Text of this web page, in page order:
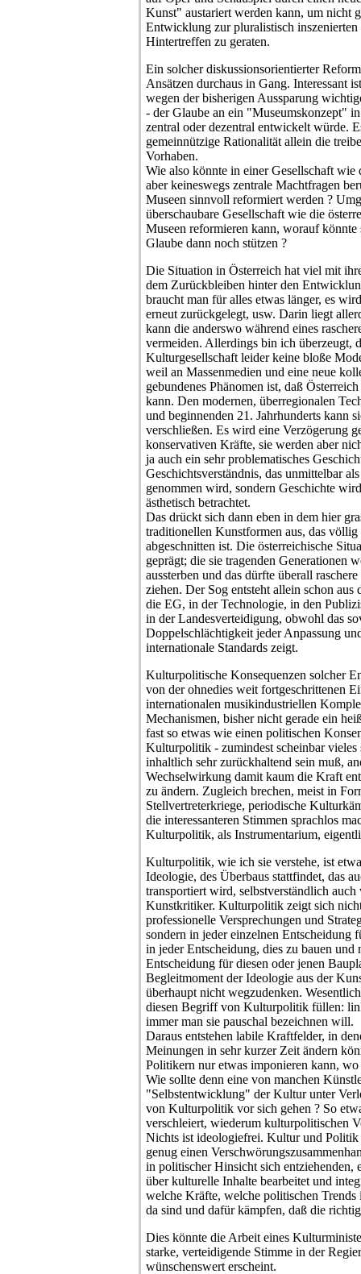
Kunst" austariert werden kann, um nicht
Entwicklung zur pluralistisch
Hintertreffen zu geraten.
Ein solcher diskussionsorientierter
Ansätzen durchaus in Gang. Interessant
wegen der bisherigen Aussparung
- der Glaube an ein "Museumskonzept"
zentral oder dezentral entwickelt würde.
gemeinnützige Rationalität allein die
Vorhaben.
Wie also könnte in einer Gesellschaft
aber keineswegs zentrale Machtfragen
Museen sinnvoll reformiert werden ?
überschaubare Gesellschaft wie die
Museen reformieren kann, worauf könnte
Glaube dann noch stützen ?
Die Situation in Österreich hat viel mit
dem Zurückbleiben hinter den
braucht man für alles etwas länger, es
erneut zurückgelegt, usw. Darin liegt
kann die anderswo während eines
vermeiden. Allerdings bin ich überzeugt,
Kulturgesellschaft leider keine bloße
weil an Massenmedien und eine neue
gebundenes Phänomen ist, daß
kann. Den modernen, überregionalen
und beginnenden 21. Jahrhunderts kann
verschließen. Es wird eine Verzögerung
konservativen Kräfte, sie werden aber
ja auch ein sehr problematisches
Geschichtsverständnis, das unmittelbar
genommen wird, sondern Geschichte
ästhetisch betrachtet.
Das drückt sich dann eben in dem hier
traditionellen Kunstformen aus, das
abgeschnitten ist. Die österreichische
geprägt; die sie tragenden Generationen
aussterben und das dürfte überall
ziehen. Der Sog entsteht allein schon aus
die EG, in der Technologie, in den
in der Landesverteidigung, obwohl das
Doppelschlächtigkeit jeder Anpassung
internationale Standards zeigt.
Kulturpolitische Konsequenzen solcher
von der ohnedies weit fortgeschrittenen
internationalen musikindustriellen
Mechanismen, bisher nicht gerade ein
fast so etwas wie einen politischen
Kulturpolitik - zumindest scheinbar vieles
inhaltlich sehr zurückhaltend sein muß,
Wechselwirkung damit kaum die Kraft
zu ändern. Zugleich brechen, meist in
Stellvertreterkriege, periodische
die interessanteren Stimmen sprachlos
Kulturpolitik, als Instrumentarium,
Kulturpolitik, wie ich sie verstehe, ist
Ideologie, des Überbaus stattfindet, das
transportiert wird, selbstverständlich
Kunstkritiker. Kulturpolitik zeigt sich
professionelle Versprechungen und
sondern in jeder einzelnen Entscheidung
in jeder Entscheidung, dies zu bauen und
Entscheidung für diesen oder jenen
Begleitmoment der Ideologie aus der
überhaupt nicht wegzudenken.
diesen Begriff von Kulturpolitik füllen:
immer man sie pauschal bezeichnen will.
Daraus entstehen labile Kraftfelder, in
Meinungen in sehr kurzer Zeit ändern
Politikern nur etwas imponieren kann,
Wie sollte denn eine von manchen
"Selbstentwicklung" der Kultur unter
von Kulturpolitik vor sich gehen ? So
verschleiert, wiederum kulturpolitischen
Nichts ist ideologiefrei. Kultur und
genug einen
in politischer Hinsicht sich entziehenden,
über kulturelle Inhalte bearbeitet und
welche Kräfte, welche politischen
da sind und dafür kämpfen, daß die
Dies könnte die Arbeit eines
starke, verteidigende Stimme in der
wünschenswert erscheint.